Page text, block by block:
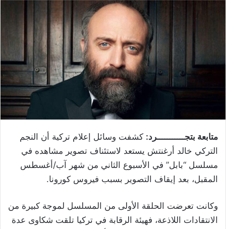
متابعة بتجـــــــــــرد: كشفت وسائل إعلام تركية أن النجم
التركي خالد أرغنتش يستعد لاستئناف تصوير مشاهده في
مسلسل “بابل” في الأسبوع الثاني من شهر آب/أغسطس
المقبل، بعد إيقاف التصوير بسبب ​فيروس كورونا​.
وكانت تعرضت الحلقة الأولى من المسلسل لموجة كبيرة من
الانتقادات اللاذعة، فهيئة الرقابة في تركيا تلقت شكاوى عدة